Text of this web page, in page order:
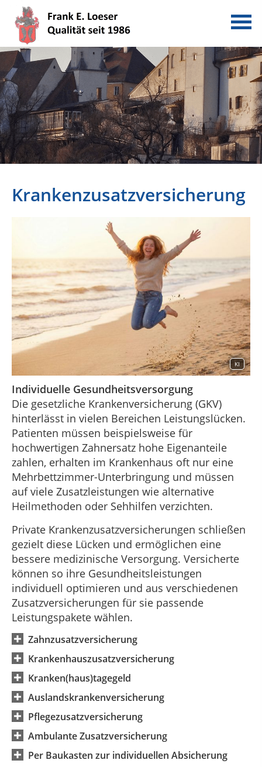
Krankenzusatzversicherung
KI
Individuelle Gesundheitsversorgung
Die gesetzliche Krankenversicherung (GKV)
hinterlässt in vielen Bereichen Leistungslücken.
Patienten müssen beispielsweise für
hochwertigen Zahnersatz hohe Eigenanteile
zahlen, erhalten im Krankenhaus oft nur eine
Mehrbettzimmer-Unterbringung und müssen
auf viele Zusatzleistungen wie alternative
Heilmethoden oder Sehhilfen verzichten.
Private Krankenzusatzversicherungen schließen
gezielt diese Lücken und ermöglichen eine
bessere medizinische Versorgung. Versicherte
können so ihre Gesundheitsleistungen
individuell optimieren und aus verschiedenen
Zusatzversicherungen für sie passende
Leistungspakete wählen.
Zahnzusatzversicherung
Krankenhauszusatzversicherung
Kranken(haus)tagegeld
Auslandskrankenversicherung
Pflegezusatzversicherung
Ambulante Zusatzversicherung
Per Baukasten zur individuellen Absicherung